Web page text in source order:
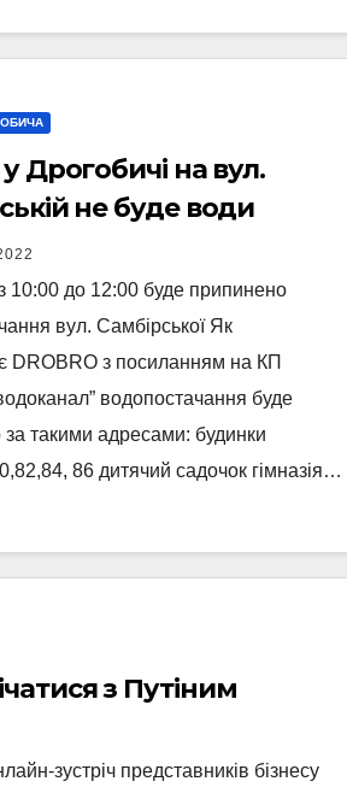
Дрогобичі на вул.
не буде води
10:00 до 12:00 буде припинено
вул. Самбірської Як
DROBRO з посиланням на КП
водопостачання буде
такими адресами: будинки
86 дитячий садочок гімназія…
з Путіним
зустріч представників бізнесу